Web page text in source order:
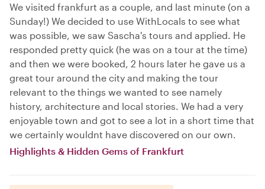
We visited frankfurt as a couple, and last minute (on a
Sunday!) We decided to use WithLocals to see what
was possible, we saw Sascha's tours and applied. He
responded pretty quick (he was on a tour at the time)
and then we were booked, 2 hours later he gave us a
great tour around the city and making the tour
relevant to the things we wanted to see namely
history, architecture and local stories. We had a very
enjoyable town and got to see a lot in a short time that
we certainly wouldnt have discovered on our own.
Highlights & Hidden Gems of Frankfurt